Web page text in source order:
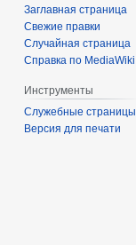
Заглавная страница
Свежие правки
Случайная страница
Справка по MediaWiki
Инструменты
Служебные страницы
Версия для печати